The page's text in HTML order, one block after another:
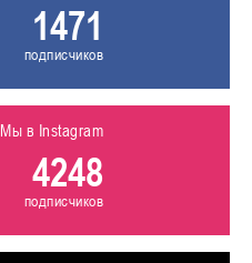
1471
подписчиков
Мы в Instagram
4248
подписчиков